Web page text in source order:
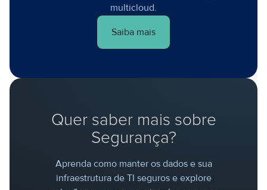
multicloud.
Saiba mais
Quer saber mais sobre
Segurança?
Aprenda como manter os dados e sua
infraestrutura de TI seguros e explore